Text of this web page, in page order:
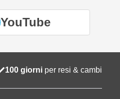
YouTube
100 giorni per resi & cambi